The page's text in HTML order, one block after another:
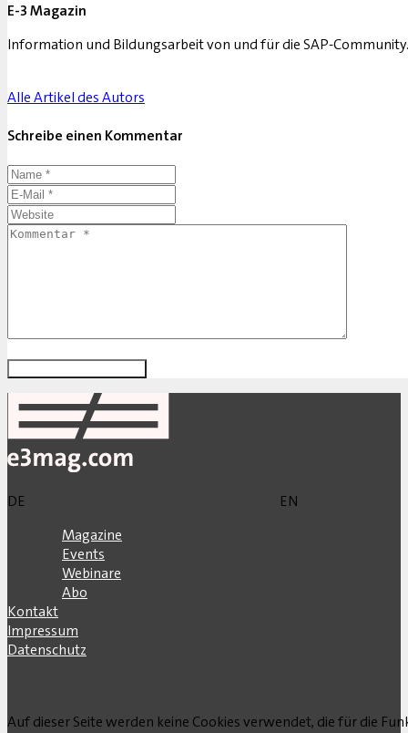
E-3 Magazin
Information und Bildungsarbeit von und für die SAP-Community.
Alle Artikel des Autors
Schreibe einen Kommentar
DE
EN
Magazine
Events
Webinare
Abo
Kontakt
Impressum
Datenschutz
Auf dieser Seite werden keine Cookies verwendet, die für die